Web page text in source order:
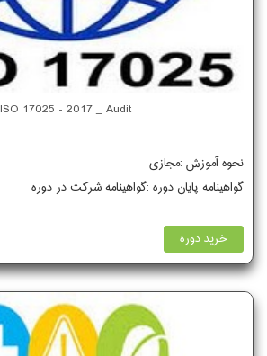
ISO 17025 - 2017 _ Audit
نحوه آموزش :مجازی
گواهینامه پایان دوره :گواهینامه شرکت در دوره
خرید دوره